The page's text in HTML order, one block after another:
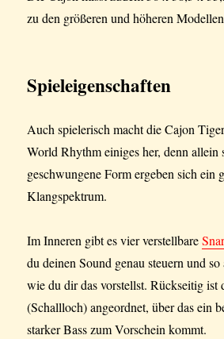
zu den größeren und höheren
Spieleigenschaften
Auch spielerisch macht die Cajon
World Rhythm einiges her, denn allein
geschwungene Form ergeben sich ein
Klangspektrum.
Im Inneren gibt es vier verstellbare
du deinen Sound genau steuern und so
wie du dir das vorstellst. Rückseitig ist
(Schallloch) angeordnet, über das ein
starker Bass zum Vorschein kommt.